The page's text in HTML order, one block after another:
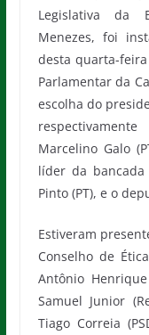
Legislativa da
Menezes, foi
desta quarta-
Parlamentar da
escolha do
Marcelino Galo
líder da
Pinto (PT), e o
Estiveram
Conselho de
Antônio
Samuel Junior
Tiago Correia